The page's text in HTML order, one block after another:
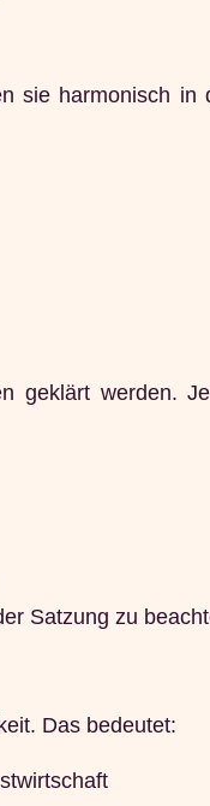
sie harmonisch in
geklärt werden.
Satzung zu
Das bedeutet: